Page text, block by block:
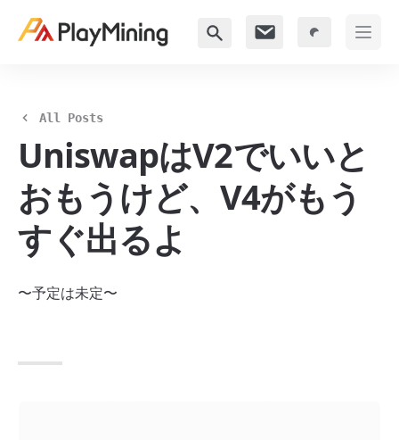
All Posts
UniswapはV2でいいと
おもうけど、V4がもう
すぐ出るよ
〜予定は未定〜